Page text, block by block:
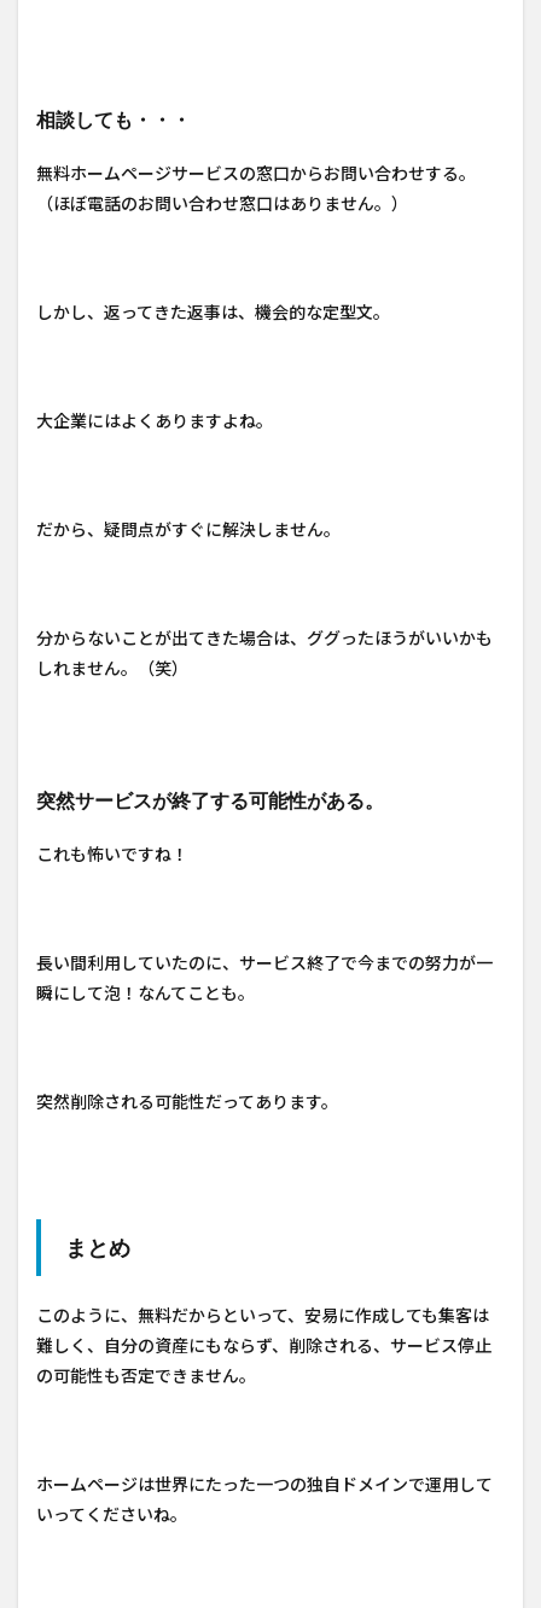
相談しても・・・
無料ホームページサービスの窓口からお問い合わせする。
（ほぼ電話のお問い合わせ窓口はありません。）
しかし、返ってきた返事は、機会的な定型文。
大企業にはよくありますよね。
だから、疑問点がすぐに解決しません。
分からないことが出てきた場合は、ググったほうがいいかも
しれません。（笑）
突然サービスが終了する可能性がある。
これも怖いですね！
長い間利用していたのに、サービス終了で今までの努力が一
瞬にして泡！なんてことも。
突然削除される可能性だってあります。
まとめ
このように、無料だからといって、安易に作成しても集客は
難しく、自分の資産にもならず、削除される、サービス停止
の可能性も否定できません。
ホームページは世界にたった一つの独自ドメインで運用して
いってくださいね。